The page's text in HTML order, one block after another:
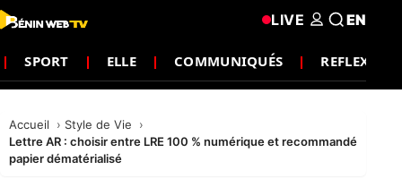
SPORT ELLE COMMUNIQUÉS REFLEXION
LIVE EN
Accueil
Style de Vie
Lettre AR : choisir entre LRE 100 % numérique et recommandé
papier dématérialisé